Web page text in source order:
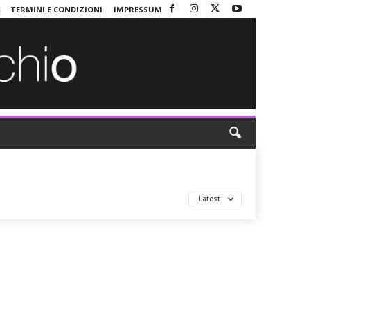
TERMINI E CONDIZIONI IMPRESSUM
Latest